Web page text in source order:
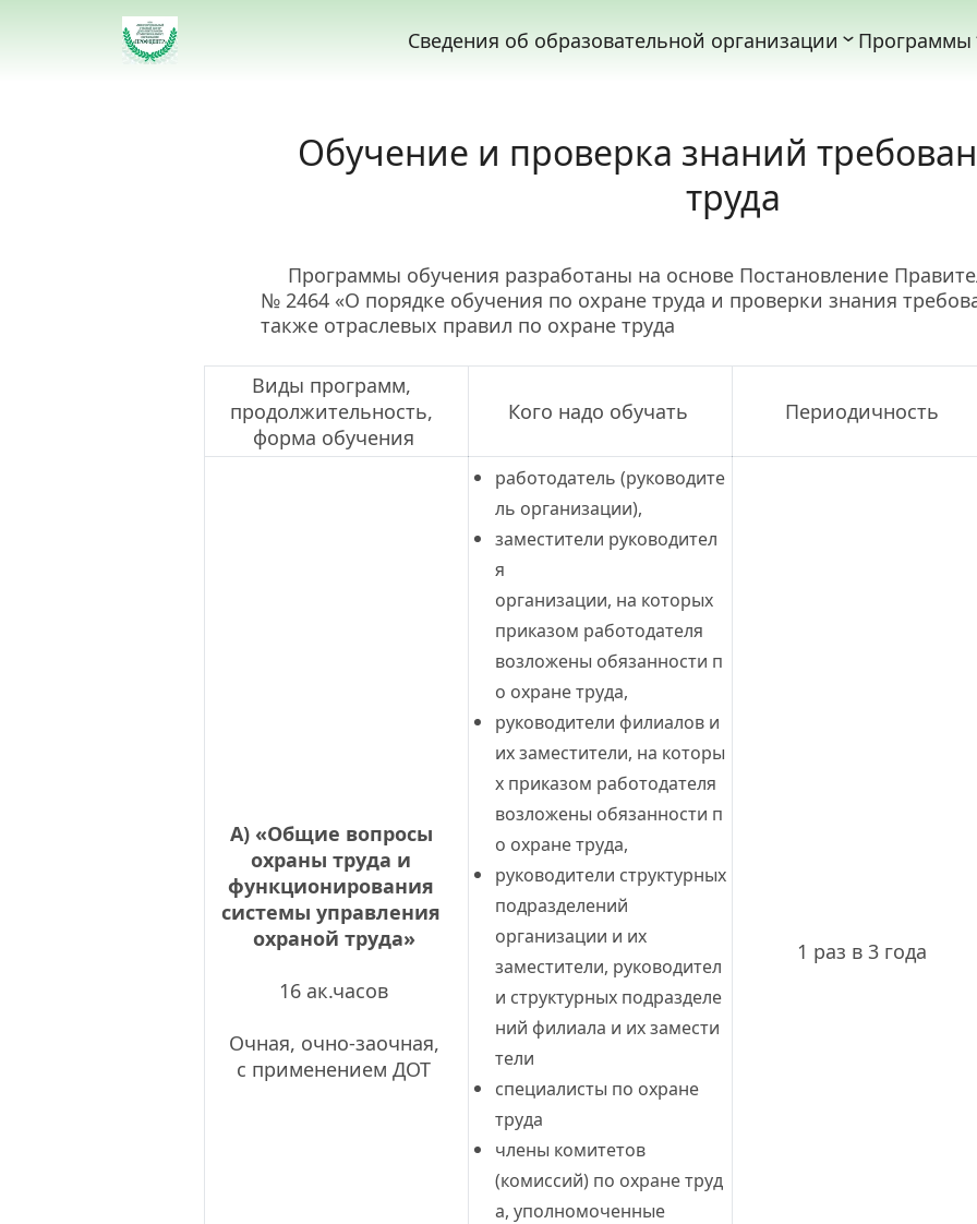
Сведения об образовательной организации Программы
Обучение и проверка знаний
труда
№ 2464 «О порядке обучения по охране труда и проверки знания
также отраслевых правил по охране труда
Виды программ,
продолжительность,
форма обучения
Кого надо обучать Периодичность
А) «Общие вопросы
охраны труда и
функционирования
системы управления
охраной труда»
16 ак.часов
Очная, очно-заочная,
с применением ДОТ
работодатель (руководите
ль организации),
заместители руководител
я
организации, на которых
приказом работодателя
возложены обязанности п
о охране труда,
руководители филиалов и
их заместители, на которы
х приказом работодателя
возложены обязанности п
о охране труда,
подразделений
организации и их
заместители, руководител
и структурных подразделе
ний филиала и их замести
тели
специалисты по охране
труда
члены комитетов
(комиссий) по охране труд
а, уполномоченные
1 раз в 3 года